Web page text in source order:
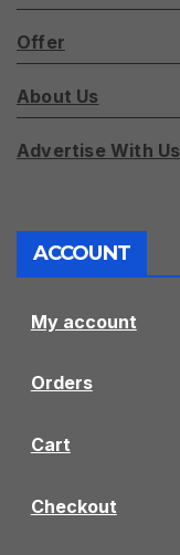
Offer
About Us
Advertise With Us
ACCOUNT
My account
Orders
Cart
Checkout